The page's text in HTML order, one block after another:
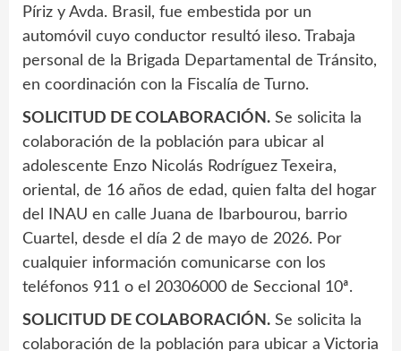
Píriz y Avda. Brasil, fue embestida por un
automóvil cuyo conductor resultó ileso. Trabaja
personal de la Brigada Departamental de Tránsito,
en coordinación con la Fiscalía de Turno.
SOLICITUD DE COLABORACIÓN. Se solicita la
colaboración de la población para ubicar al
adolescente Enzo Nicolás Rodríguez Texeira,
oriental, de 16 años de edad, quien falta del hogar
del INAU en calle Juana de Ibarbourou, barrio
Cuartel, desde el día 2 de mayo de 2026. Por
cualquier información comunicarse con los
teléfonos 911 o el 20306000 de Seccional 10ª.
SOLICITUD DE COLABORACIÓN. Se solicita la
colaboración de la población para ubicar a Victoria